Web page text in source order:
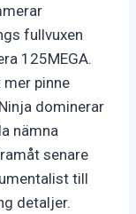
fullvuxen
125MEGA.
pinne
dominerar
nämna
senare
till
detaljer.